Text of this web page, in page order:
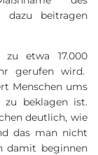
beitragen
etwa 17.000
gerufen wird.
Menschen ums
zu beklagen ist.
deutlich, wie
das man nicht
damit beginnen